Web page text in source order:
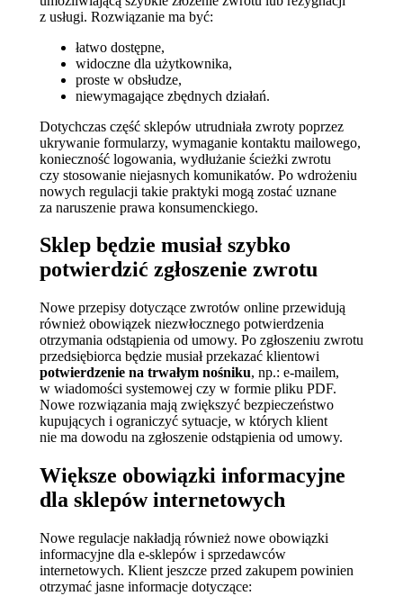
z usługi. Rozwiązanie ma być:
łatwo dostępne,
widoczne dla użytkownika,
proste w obsłudze,
niewymagające zbędnych działań.
Dotychczas część sklepów utrudniała zwroty poprzez
ukrywanie formularzy, wymaganie kontaktu mailowego,
konieczność logowania, wydłużanie ścieżki zwrotu
czy stosowanie niejasnych komunikatów. Po wdrożeniu
nowych regulacji takie praktyki mogą zostać uznane
za naruszenie prawa konsumenckiego.
Sklep będzie musiał szybko
potwierdzić zgłoszenie zwrotu
Nowe przepisy dotyczące zwrotów online przewidują
również obowiązek niezwłocznego potwierdzenia
otrzymania odstąpienia od umowy. Po zgłoszeniu zwrotu
przedsiębiorca będzie musiał przekazać klientowi
potwierdzenie na trwałym nośniku, np.: e-mailem,
w wiadomości systemowej czy w formie pliku PDF.
Nowe rozwiązania mają zwiększyć bezpieczeństwo
kupujących i ograniczyć sytuacje, w których klient
nie ma dowodu na zgłoszenie odstąpienia od umowy.
Większe obowiązki informacyjne
dla sklepów internetowych
Nowe regulacje nakładją również nowe obowiązki
informacyjne dla e-sklepów i sprzedawców
internetowych. Klient jeszcze przed zakupem powinien
otrzymać jasne informacje dotyczące: